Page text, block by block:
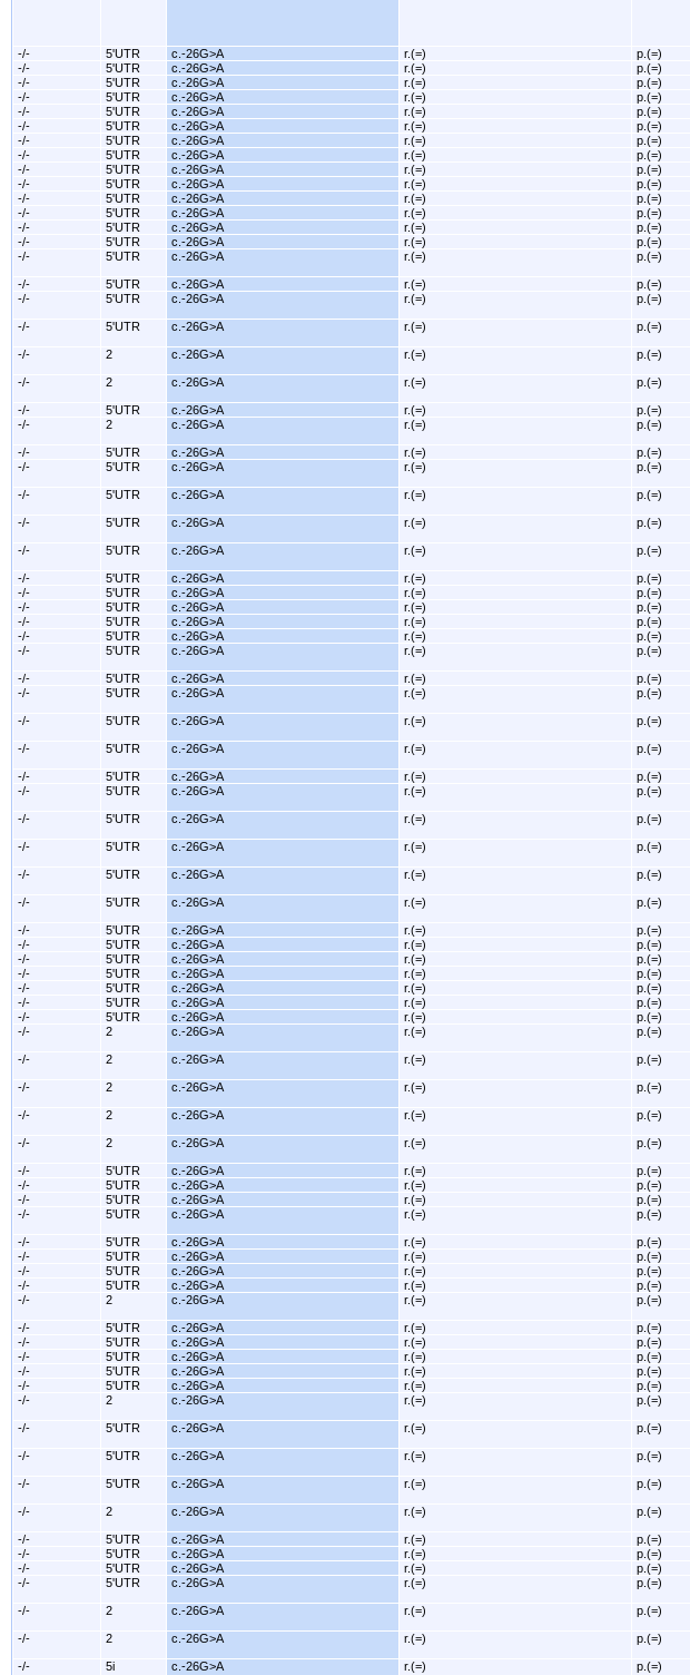
-/- 5'UTR c.-26G>A r.(=) p.(=)
-/-
5'UTR c.-26G>A r.(=) p.(=)
-/-
5'UTR c.-26G>A r.(=) p.(=)
-/-
5'UTR c.-26G>A r.(=) p.(=)
-/-
5'UTR c.-26G>A r.(=) p.(=)
-/-
5'UTR c.-26G>A r.(=) p.(=)
-/-
5'UTR c.-26G>A r.(=) p.(=)
-/-
5'UTR c.-26G>A r.(=) p.(=)
-/-
5'UTR c.-26G>A r.(=) p.(=)
-/-
5'UTR c.-26G>A r.(=) p.(=)
-/-
5'UTR c.-26G>A r.(=) p.(=)
-/-
5'UTR c.-26G>A r.(=) p.(=)
-/-
5'UTR c.-26G>A r.(=) p.(=)
-/-
5'UTR c.-26G>A r.(=) p.(=)
-/-
5'UTR c.-26G>A r.(=) p.(=)
-/- 5'UTR c.-26G>A r.(=) p.(=)
-/-
5'UTR c.-26G>A r.(=) p.(=)
-/- 5'UTR c.-26G>A r.(=) p.(=)
-/- 2 c.-26G>A r.(=) p.(=)
-/- 2 c.-26G>A r.(=) p.(=)
-/- 5'UTR c.-26G>A r.(=) p.(=)
-/-
2 c.-26G>A r.(=) p.(=)
-/- 5'UTR c.-26G>A r.(=) p.(=)
-/-
5'UTR c.-26G>A r.(=) p.(=)
-/- 5'UTR c.-26G>A r.(=) p.(=)
-/- 5'UTR c.-26G>A r.(=) p.(=)
-/- 5'UTR c.-26G>A r.(=) p.(=)
-/- 5'UTR c.-26G>A r.(=) p.(=)
-/-
5'UTR c.-26G>A r.(=) p.(=)
-/-
5'UTR c.-26G>A r.(=) p.(=)
-/-
5'UTR c.-26G>A r.(=) p.(=)
-/-
5'UTR c.-26G>A r.(=) p.(=)
-/-
5'UTR c.-26G>A r.(=) p.(=)
-/- 5'UTR c.-26G>A r.(=) p.(=)
-/-
5'UTR c.-26G>A r.(=) p.(=)
-/- 5'UTR c.-26G>A r.(=) p.(=)
-/- 5'UTR c.-26G>A r.(=) p.(=)
-/- 5'UTR c.-26G>A r.(=) p.(=)
-/-
5'UTR c.-26G>A r.(=) p.(=)
-/- 5'UTR c.-26G>A r.(=) p.(=)
-/- 5'UTR c.-26G>A r.(=) p.(=)
-/- 5'UTR c.-26G>A r.(=) p.(=)
-/- 5'UTR c.-26G>A r.(=) p.(=)
-/- 5'UTR c.-26G>A r.(=) p.(=)
-/-
5'UTR c.-26G>A r.(=) p.(=)
-/-
5'UTR c.-26G>A r.(=) p.(=)
-/-
5'UTR c.-26G>A r.(=) p.(=)
-/-
5'UTR c.-26G>A r.(=) p.(=)
-/-
5'UTR c.-26G>A r.(=) p.(=)
-/-
5'UTR c.-26G>A r.(=) p.(=)
-/-
2 c.-26G>A r.(=) p.(=)
-/- 2 c.-26G>A r.(=) p.(=)
-/- 2 c.-26G>A r.(=) p.(=)
-/- 2 c.-26G>A r.(=) p.(=)
-/- 2 c.-26G>A r.(=) p.(=)
-/- 5'UTR c.-26G>A r.(=) p.(=)
-/-
5'UTR c.-26G>A r.(=) p.(=)
-/-
5'UTR c.-26G>A r.(=) p.(=)
-/-
5'UTR c.-26G>A r.(=) p.(=)
-/- 5'UTR c.-26G>A r.(=) p.(=)
-/-
5'UTR c.-26G>A r.(=) p.(=)
-/-
5'UTR c.-26G>A r.(=) p.(=)
-/-
5'UTR c.-26G>A r.(=) p.(=)
-/-
2 c.-26G>A r.(=) p.(=)
-/- 5'UTR c.-26G>A r.(=) p.(=)
-/-
5'UTR c.-26G>A r.(=) p.(=)
-/-
5'UTR c.-26G>A r.(=) p.(=)
-/-
5'UTR c.-26G>A r.(=) p.(=)
-/-
5'UTR c.-26G>A r.(=) p.(=)
-/-
2 c.-26G>A r.(=) p.(=)
-/- 5'UTR c.-26G>A r.(=) p.(=)
-/- 5'UTR c.-26G>A r.(=) p.(=)
-/- 5'UTR c.-26G>A r.(=) p.(=)
-/- 2 c.-26G>A r.(=) p.(=)
-/- 5'UTR c.-26G>A r.(=) p.(=)
-/-
5'UTR c.-26G>A r.(=) p.(=)
-/-
5'UTR c.-26G>A r.(=) p.(=)
-/-
5'UTR c.-26G>A r.(=) p.(=)
-/- 2 c.-26G>A r.(=) p.(=)
-/- 2 c.-26G>A r.(=) p.(=)
-/- 5i c.-26G>A r.(=) p.(=)